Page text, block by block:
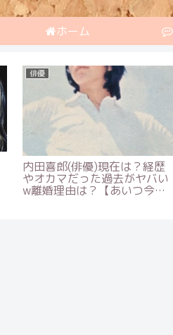
ホーム
東大王
水上颯(東大王)重大発表の理
由は卒業？留年？本？彼女妊
娠スキャンダル？